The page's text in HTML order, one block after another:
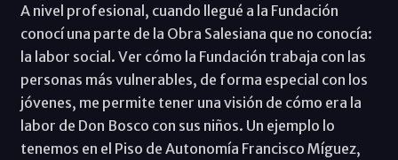
A nivel profesional, cuando llegué a la Fundación
conocí una parte de la Obra Salesiana que no conocía:
la labor social. Ver cómo la Fundación trabaja con las
personas más vulnerables, de forma especial con los
jóvenes, me permite tener una visión de cómo era la
labor de Don Bosco con sus niños. Un ejemplo lo
tenemos en el Piso de Autonomía Francisco Míguez,